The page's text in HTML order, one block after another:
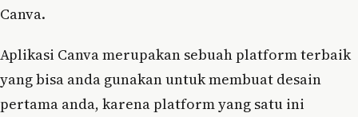
Canva.
Aplikasi Canva merupakan sebuah platform terbaik
yang bisa anda gunakan untuk membuat desain
pertama anda, karena platform yang satu ini